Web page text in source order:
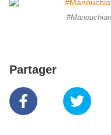
Partager